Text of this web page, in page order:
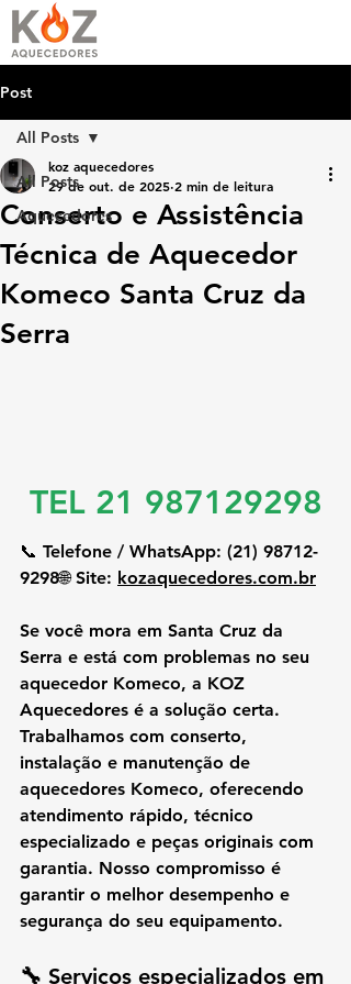
Post
All Posts
Aquecedores
All Posts
Conserto e Assistência
Técnica de Aquecedor
Komeco Santa Cruz da
Serra
koz aquecedores
29 de out. de 2025 2 min de leitura
TEL 21 987129298
📞 Telefone / WhatsApp: (21) 98712-
9298🌐 Site: kozaquecedores.com.br
Se você mora em Santa Cruz da
Serra e está com problemas no seu
aquecedor Komeco, a KOZ
Aquecedores é a solução certa.
Trabalhamos com conserto,
instalação e manutenção de
aquecedores Komeco, oferecendo
atendimento rápido, técnico
especializado e peças originais com
garantia. Nosso compromisso é
garantir o melhor desempenho e
segurança do seu equipamento.
🔧 Serviços especializados em